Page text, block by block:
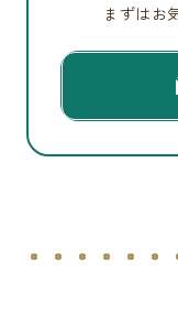
まずはお